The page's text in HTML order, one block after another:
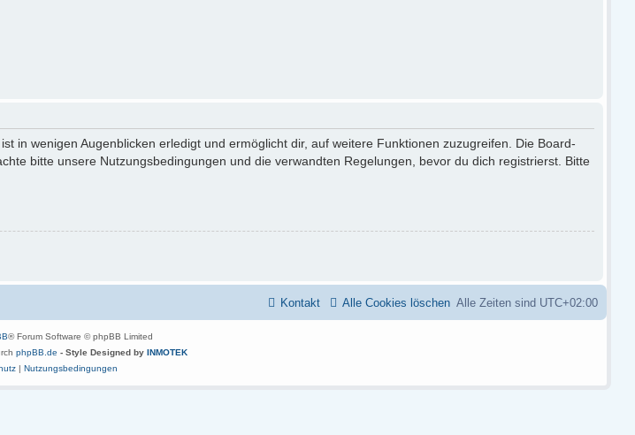
in wenigen Augenblicken erledigt und ermöglicht dir, auf weitere Funktionen zuzugreifen. Die Board-
bitte unsere Nutzungsbedingungen und die verwandten Regelungen, bevor du dich registrierst. Bitte
Alle Zeiten sind UTC+02:00
Alle Cookies löschen
Kontakt
® Forum Software © phpBB Limited
phpBB.de - Style Designed by INMOTEK
| Nutzungsbedingungen